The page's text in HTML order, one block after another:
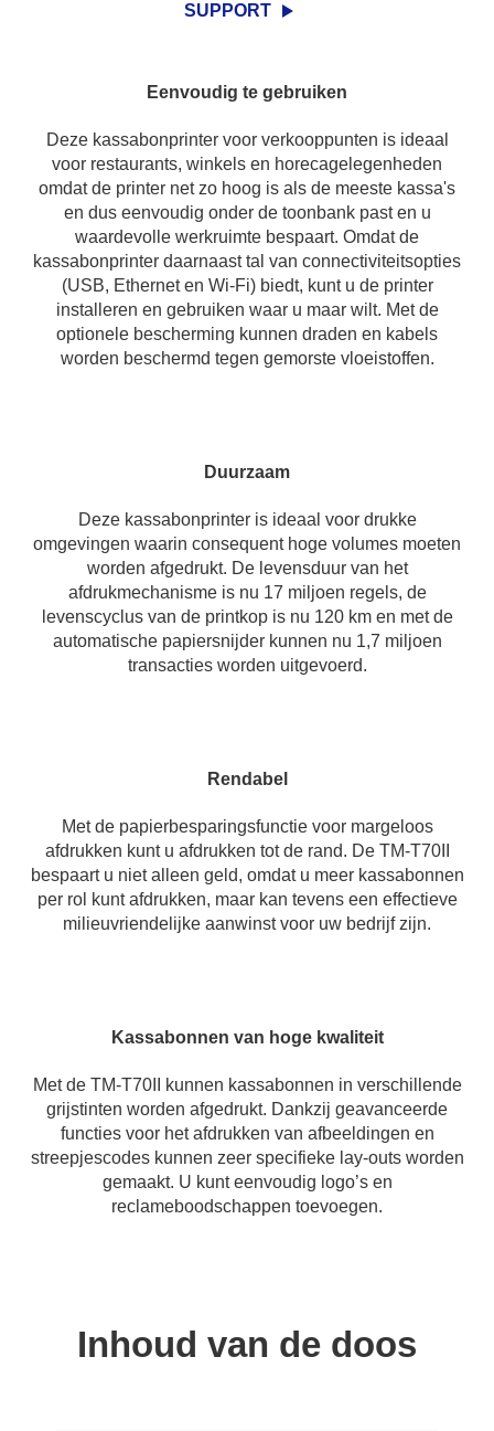
SUPPORT
Eenvoudig te gebruiken
Deze kassabonprinter voor verkooppunten is ideaal
voor restaurants, winkels en horecagelegenheden
omdat de printer net zo hoog is als de meeste kassa's
en dus eenvoudig onder de toonbank past en u
waardevolle werkruimte bespaart. Omdat de
kassabonprinter daarnaast tal van connectiviteitsopties
(USB, Ethernet en Wi-Fi) biedt, kunt u de printer
installeren en gebruiken waar u maar wilt. Met de
optionele bescherming kunnen draden en kabels
worden beschermd tegen gemorste vloeistoffen.
Duurzaam
Deze kassabonprinter is ideaal voor drukke
omgevingen waarin consequent hoge volumes moeten
worden afgedrukt. De levensduur van het
afdrukmechanisme is nu 17 miljoen regels, de
levenscyclus van de printkop is nu 120 km en met de
automatische papiersnijder kunnen nu 1,7 miljoen
transacties worden uitgevoerd.
Rendabel
Met de papierbesparingsfunctie voor margeloos
afdrukken kunt u afdrukken tot de rand. De TM-T70II
bespaart u niet alleen geld, omdat u meer kassabonnen
per rol kunt afdrukken, maar kan tevens een effectieve
milieuvriendelijke aanwinst voor uw bedrijf zijn.
Kassabonnen van hoge kwaliteit
Met de TM-T70II kunnen kassabonnen in verschillende
grijstinten worden afgedrukt. Dankzij geavanceerde
functies voor het afdrukken van afbeeldingen en
streepjescodes kunnen zeer specifieke lay-outs worden
gemaakt. U kunt eenvoudig logo’s en
reclameboodschappen toevoegen.
Inhoud van de doos